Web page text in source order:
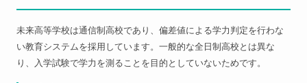
未来高等学校は通信制高校であり、偏差値による学力判定を行わな
い教育システムを採用しています。一般的な全日制高校とは異な
り、入学試験で学力を測ることを目的としていないためです。